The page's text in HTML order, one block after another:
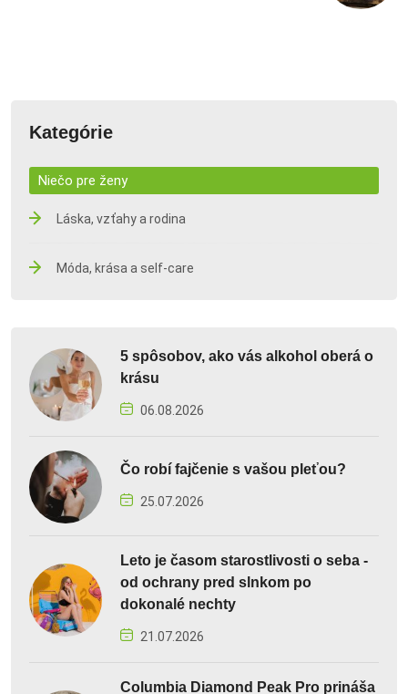
Kategórie
Niečo pre ženy
Láska, vzťahy a rodina
Móda, krása a self-care
5 spôsobov, ako vás alkohol oberá o
krásu
06.08.2026
Čo robí fajčenie s vašou pleťou?
25.07.2026
Leto je časom starostlivosti o seba -
od ochrany pred slnkom po
dokonalé nechty
21.07.2026
Columbia Diamond Peak Pro prináša